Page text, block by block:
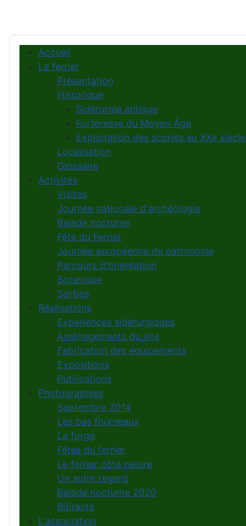
Accueil
Le ferrier
Présentation
Historique
Sidérurgie antique
Forteresse du Moyen Âge
Exploitation des scories au XXe siècle
Localisation
Glossaire
Activités
Visites
Journée nationale d'archéologie
Balade nocturne
Fête du Ferrier
Journée européenne du patrimoine
Parcours d'orientation
Botanique
Sorties
Réalisations
Expériences sidérurgiques
Aménagements du site
Fabrication des équipements
Expositions
Publications
Photographies
Septembre 2014
Les bas fourneaux
La forge
Fêtes du ferrier
Le ferrier côté nature
Un autre regard
Balade nocturne 2020
Bibracte
L'association